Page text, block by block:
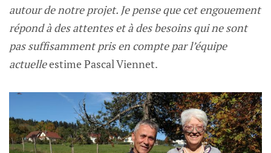
autour de notre projet. Je pense que cet engouement
répond à des attentes et à des besoins qui ne sont
pas suffisamment pris en compte par l’équipe
actuelleestime Pascal Viennet.